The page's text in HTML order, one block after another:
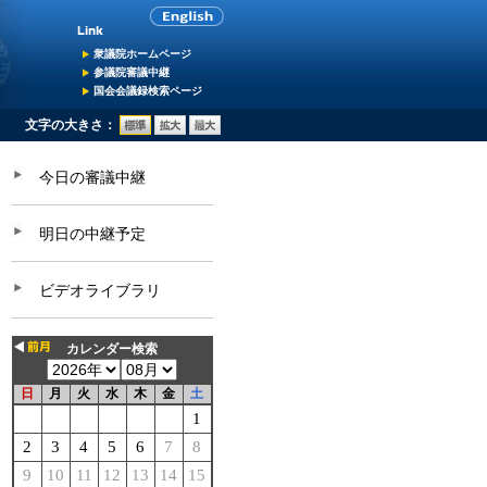
衆議院ホームページ
参議院審議中継
国会会議録検索ページ
文字の大きさ：
今日の審議中継
明日の中継予定
ビデオライブラリ
カレンダー検索
日 月 火 水 木 金 土
1
2
3 4 5 6 7
8
9
10 11 12 13 14
15